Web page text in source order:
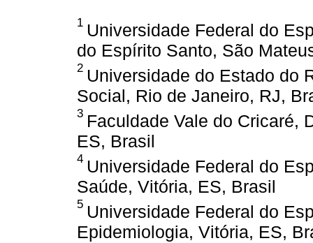
1 Universidade Federal do
do Espírito Santo, São
2 Universidade do Estado do
Social, Rio de Janeiro, RJ,
3 Faculdade Vale do Cricaré,
ES, Brasil
4 Universidade Federal do
Saúde, Vitória, ES, Brasil
5 Universidade Federal do
Epidemiologia, Vitória, ES,